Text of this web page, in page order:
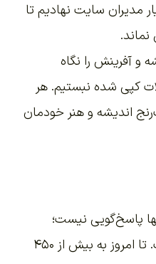
مدیران سایت نهادیم تا
و آفرینش را نگاه
کپی شده نبستیم. هر
اندیشه و هنر خودمان
پاسخ‌گویی نیست؛
همراهی در مسیر ساختن است. تا امروز به بیش از ۴۵۰